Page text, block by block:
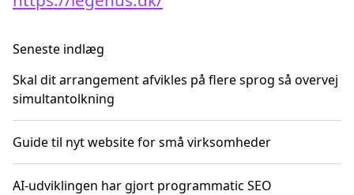
Seneste indlæg
Skal dit arrangement afvikles på flere sprog så overvej
simultantolkning
Guide til nyt website for små virksomheder
AI-udviklingen har gjort programmatic SEO